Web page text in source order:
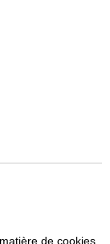
de cookies